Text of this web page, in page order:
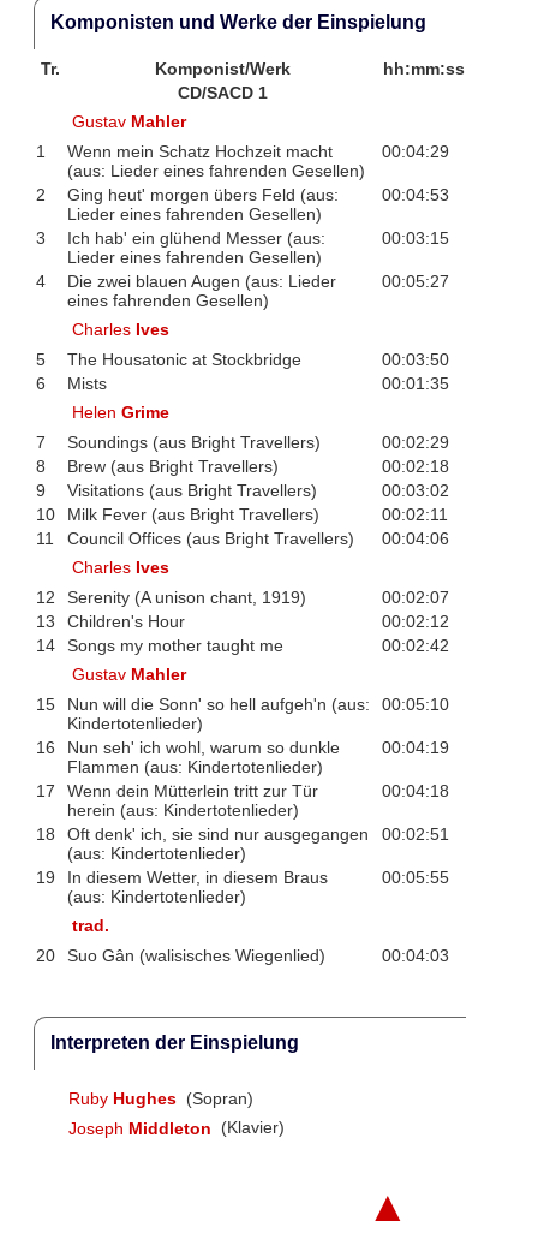
Komponisten und Werke der Einspielung
Tr. Komponist/Werk
hh:mm:ss
CD/SACD 1
Gustav Mahler
1
Wenn mein Schatz Hochzeit macht
(aus: Lieder eines fahrenden Gesellen)
00:04:29
2
Ging heut' morgen übers Feld (aus:
Lieder eines fahrenden Gesellen)
00:04:53
3
Ich hab' ein glühend Messer (aus:
Lieder eines fahrenden Gesellen)
00:03:15
4
Die zwei blauen Augen (aus: Lieder
eines fahrenden Gesellen)
00:05:27
Charles Ives
5
The Housatonic at Stockbridge
00:03:50
6
Mists
00:01:35
HelenGrime
7
Soundings (aus Bright Travellers)
00:02:29
8
Brew (aus Bright Travellers)
00:02:18
9
Visitations (aus Bright Travellers)
00:03:02
10
Milk Fever (aus Bright Travellers)
00:02:11
11
Council Offices (aus Bright Travellers)
00:04:06
Charles Ives
12
Serenity (A unison chant, 1919)
00:02:07
13
Children's Hour
00:02:12
14
Songs my mother taught me
00:02:42
Gustav Mahler
15
Nun will die Sonn' so hell aufgeh'n (aus:
Kindertotenlieder)
00:05:10
16
Nun seh' ich wohl, warum so dunkle
Flammen (aus: Kindertotenlieder)
00:04:19
17
Wenn dein Mütterlein tritt zur Tür
herein (aus: Kindertotenlieder)
00:04:18
18
Oft denk' ich, sie sind nur ausgegangen
(aus: Kindertotenlieder)
00:02:51
19
In diesem Wetter, in diesem Braus
(aus: Kindertotenlieder)
00:05:55
trad.
20
Suo Gân (walisisches Wiegenlied) 00:04:03
Interpreten der Einspielung
Ruby Hughes (Sopran)
Joseph Middleton (Klavier)
▲